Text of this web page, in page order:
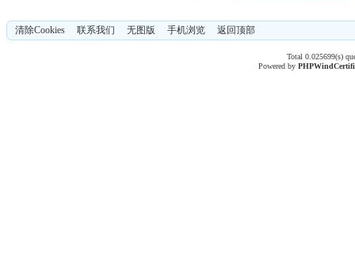
清除Cookies 联系我们 无图版 手机浏览 返回顶部
Total 0.025699(s)
Powered byPHPWind